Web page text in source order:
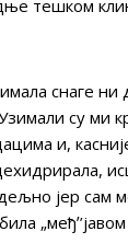
тешком
снаге ни
су ми
и,
јер сам